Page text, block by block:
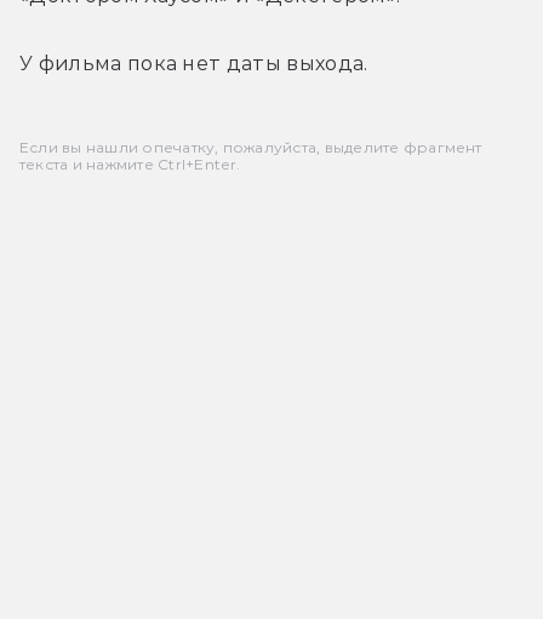
У фильма пока нет даты выхода.
Если вы нашли опечатку, пожалуйста, выделите фрагмент
текста и нажмите Ctrl+Enter.